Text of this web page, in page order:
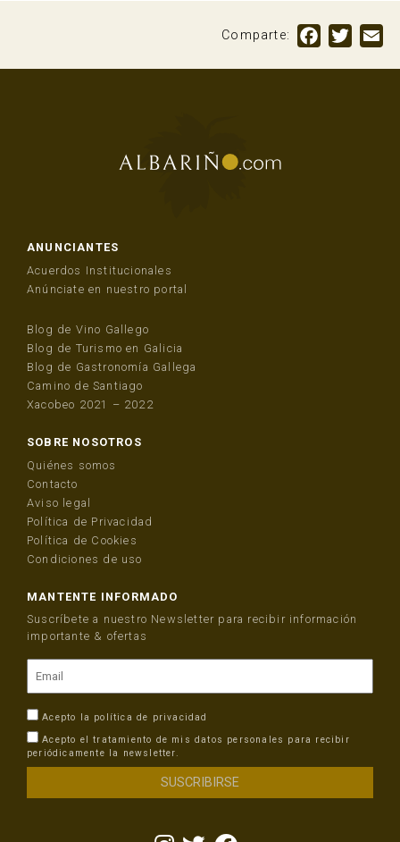
Comparte: Facebook
ANUNCIANTES
Acuerdos Institucionales
Anúnciate en nuestro portal
Blog de Vino Gallego
Blog de Turismo en Galicia
Blog de Gastronomía Gallega
Camino de Santiago
Xacobeo 2021 – 2022
SOBRE NOSOTROS
Quiénes somos
Contacto
Aviso legal
Política de Privacidad
Política de Cookies
Condiciones de uso
MANTENTE INFORMADO
Suscríbete a nuestro Newsletter para recibir información
importante & ofertas
Acepto la política de privacidad
Acepto el tratamiento de mis datos personales para recibir
periódicamente la newsletter.